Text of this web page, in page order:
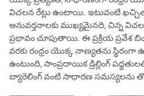
విచలన రేట్లు ఉంటాయి. ఇటువంటి
అనువర్తనాలకు ముఖ్యమైనది, చిన్న
ప్రభావం చూపుతాయి. ఈ ప్రక్రియ ప్రవేశ
వరకు రంధ్రం యొక్క నాణ్యతను స్థిరంగా
ఉంటుంది, సాంప్రదాయిక డ్రిల్లింగ్
బ్యారెలింగ్ వంటి సాధారణ సమస్యలను